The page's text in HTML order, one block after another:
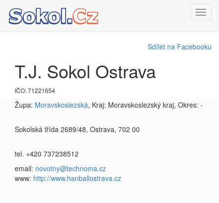
Sdílet na Facebooku
T.J. Sokol Ostrava
IČO: 71221654
Župa: Moravskoslezská, Kraj: Moravskoslezský kraj, Okres: -
Sokolská třída 2689/48, Ostrava, 702 00
tel. +420 737238512
email: novotny@technoma.cz
www: http://www.hanballostrava.cz